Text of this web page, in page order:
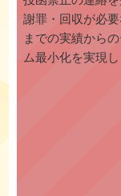
謝罪・回収が必
までの実績から
ム最小化を実現し